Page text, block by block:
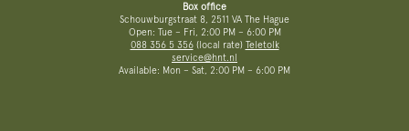
Box office
Schouwburgstraat 8, 2511 VA The Hague
Open: Tue – Fri, 2:00 PM – 6:00 PM
088 356 5 356(local rate) Teletolk
service@hnt.nl
Available: Mon – Sat, 2:00 PM – 6:00 PM